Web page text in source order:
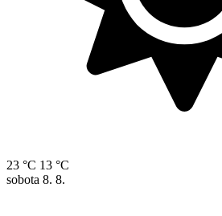
23 °C 13 °C
sobota 8. 8.